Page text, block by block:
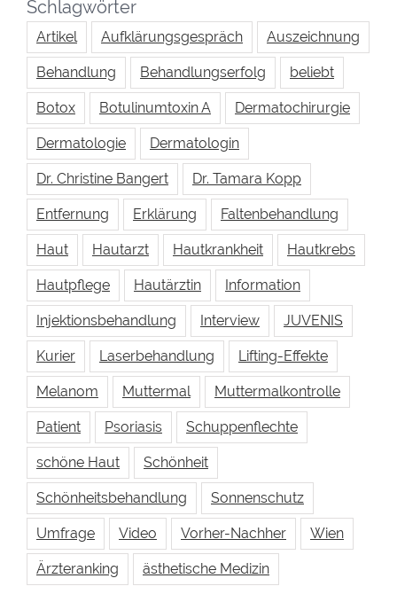
Schlagwörter
Artikel Aufklärungsgespräch Auszeichnung
Behandlung Behandlungserfolg beliebt
Botox Botulinumtoxin A Dermatochirurgie
Dermatologie Dermatologin
Dr. Christine Bangert Dr. Tamara Kopp
Entfernung Erklärung Faltenbehandlung
Haut Hautarzt Hautkrankheit Hautkrebs
Hautpflege Hautärztin Information
Injektionsbehandlung Interview JUVENIS
Kurier Laserbehandlung Lifting-Effekte
Melanom Muttermal Muttermalkontrolle
Patient Psoriasis Schuppenflechte
schöne Haut Schönheit
Schönheitsbehandlung Sonnenschutz
Umfrage Video Vorher-Nachher Wien
Ärzteranking ästhetische Medizin